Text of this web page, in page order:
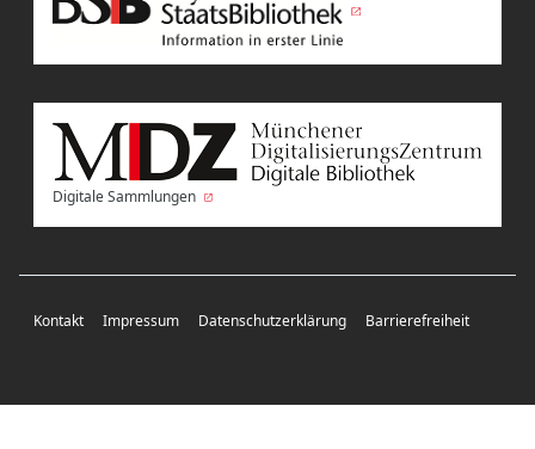
Digitale Sammlungen
Kontakt Impressum Datenschutzerklärung Barrierefreiheit